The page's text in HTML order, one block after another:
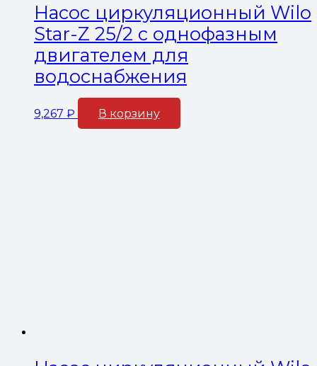
Насос циркуляционный Wilo
Star-Z 25/2 с однофазным
двигателем для
водоснабжения
9,267 ₽ В корзину